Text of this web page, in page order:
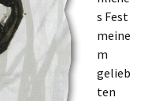
s Fest
meine
m
gelieb
ten